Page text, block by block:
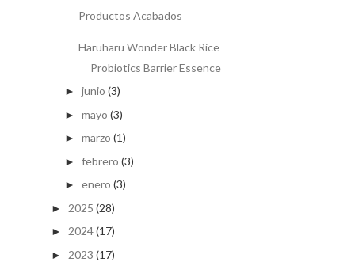
Productos Acabados
Haruharu Wonder Black Rice
Probiotics Barrier Essence
► junio (3)
► mayo (3)
► marzo (1)
► febrero (3)
► enero (3)
► 2025 (28)
► 2024(17)
► 2023 (17)